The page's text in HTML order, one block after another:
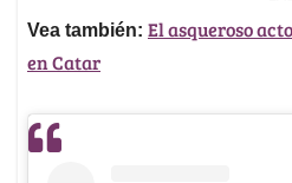
Vea también: El asqueroso
en Catar